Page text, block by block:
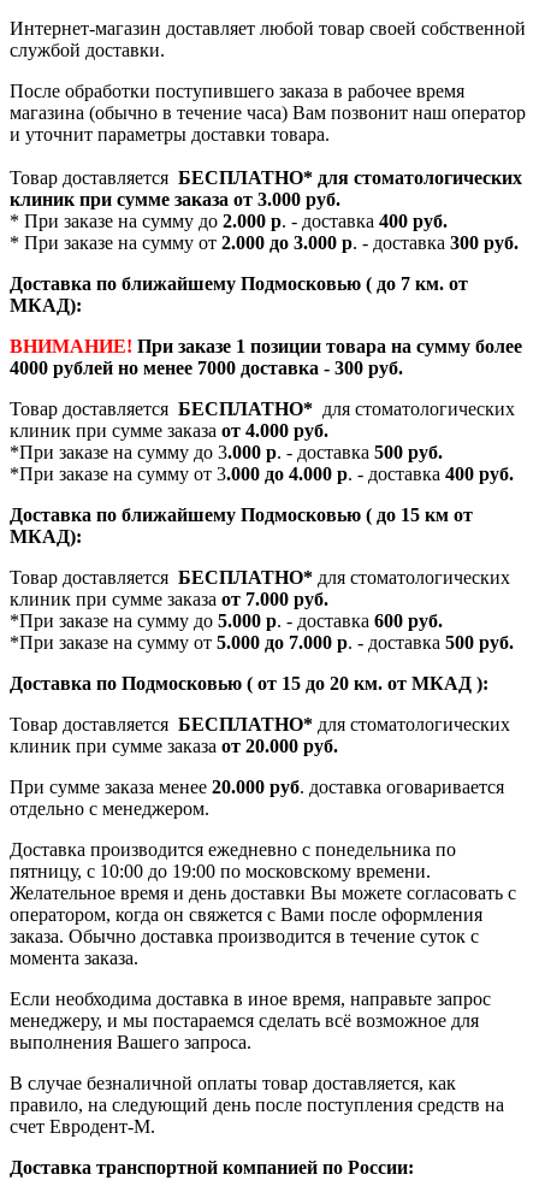
Интернет-магазин доставляет любой товар своей собственной
службой доставки.
После обработки поступившего заказа в рабочее время
магазина (обычно в течение часа) Вам позвонит наш оператор
и уточнит параметры доставки товара.
Товар доставляется БЕСПЛАТНО* для стоматологических
клиник при сумме заказа от 3.000 руб.
* При заказе на сумму до 2.000 р. - доставка 400 руб.
* При заказе на сумму от 2.000 до 3.000 р. - доставка 300 руб.
Доставка по ближайшему Подмосковью ( до 7 км. от
МКАД):
ВНИМАНИЕ! При заказе 1 позиции товара на сумму более
4000 рублей но менее 7000 доставка - 300 руб.
Товар доставляется БЕСПЛАТНО* для стоматологических
клиник при сумме заказа от 4.000 руб.
*При заказе на сумму до 3.000 р. - доставка 500 руб.
*При заказе на сумму от 3.000 до 4.000 р. - доставка 400 руб.
Доставка по ближайшему Подмосковью ( до 15 км от
МКАД):
Товар доставляется БЕСПЛАТНО* для стоматологических
клиник при сумме заказа от 7.000 руб.
*При заказе на сумму до 5.000 р. - доставка 600 руб.
*При заказе на сумму от 5.000 до 7.000 р. - доставка 500 руб.
Доставка по Подмосковью ( от 15 до 20 км. от МКАД ):
Товар доставляется БЕСПЛАТНО* для стоматологических
клиник при сумме заказа от 20.000 руб.
При сумме заказа менее 20.000 руб. доставка оговаривается
отдельно с менеджером.
Доставка производится ежедневно с понедельника по
пятницу, с 10:00 до 19:00 по московскому времени.
Желательное время и день доставки Вы можете согласовать с
оператором, когда он свяжется с Вами после оформления
заказа. Обычно доставка производится в течение суток с
момента заказа.
Если необходима доставка в иное время, направьте запрос
менеджеру, и мы постараемся сделать всё возможное для
выполнения Вашего запроса.
В случае безналичной оплаты товар доставляется, как
правило, на следующий день после поступления средств на
счет Евродент-М.
Доставка транспортной компанией по России: